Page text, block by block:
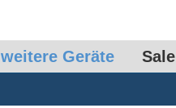
weitere Geräte Sale